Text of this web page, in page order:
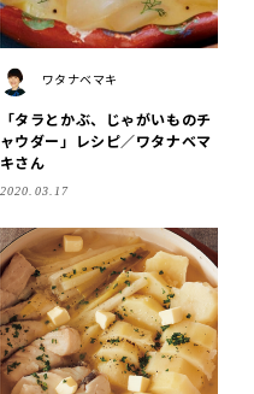
ワタナベマキ
「タラとかぶ、じゃがいものチ
ャウダー」レシピ／ワタナベマ
キさん
2020.03.17